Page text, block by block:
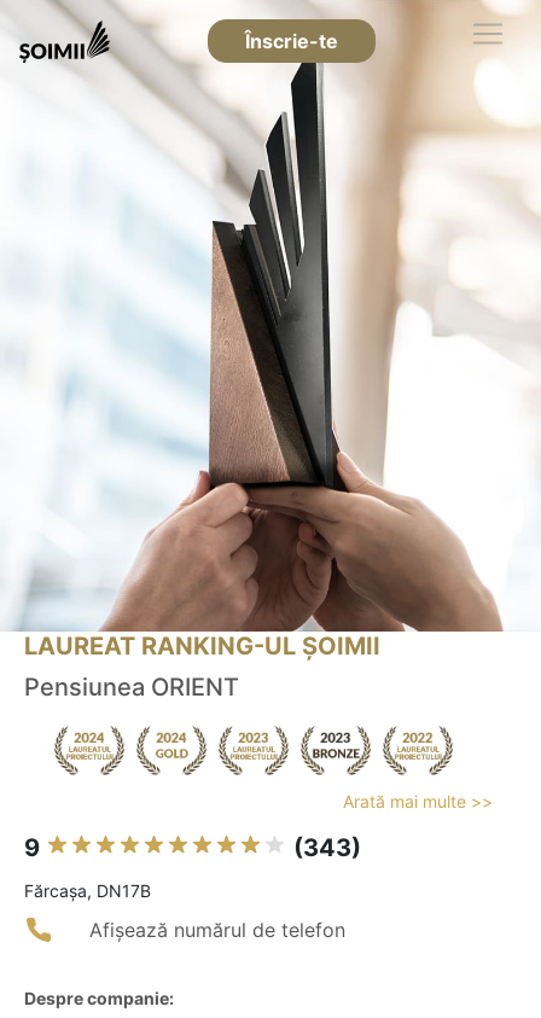
Înscrie-te
LAUREAT RANKING-UL ȘOIMII
Pensiunea ORIENT
Arată mai multe >>
9 (343)
Fărcaşa, DN17B
Afișează numărul de telefon
Despre companie: